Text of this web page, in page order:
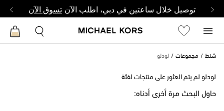
توصيل خلال ساعتين في دبي، اطلب الآن تسوق الآن
شنط مجموعات لودلو
لودلو لم يتم العثور على منتجات لفئة
حاول البحث مرة أخرى أدناه: